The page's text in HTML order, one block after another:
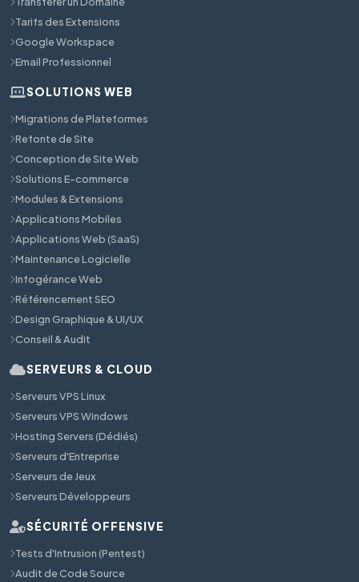
Tarifs des Extensions
Google Workspace
Email Professionnel
SOLUTIONS WEB
Migrations de Plateformes
Refonte de Site
Conception de Site Web
Solutions E-commerce
Modules & Extensions
Applications Mobiles
Applications Web (SaaS)
Maintenance Logicielle
Infogérance Web
Référencement SEO
Design Graphique & UI/UX
Conseil & Audit
SERVEURS & CLOUD
Serveurs VPS Linux
Serveurs VPS Windows
Hosting Servers (Dédiés)
Serveurs d'Entreprise
Serveurs de Jeux
Serveurs Développeurs
SÉCURITÉ OFFENSIVE
Tests d'Intrusion (Pentest)
Audit de Code Source